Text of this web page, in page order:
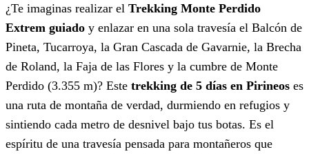
¿Te imaginas realizar el Trekking Monte Perdido
Extrem guiado y enlazar en una sola travesía el Balcón de
Pineta, Tucarroya, la Gran Cascada de Gavarnie, la Brecha
de Roland, la Faja de las Flores y la cumbre de Monte
Perdido (3.355 m)? Este trekking de 5 días en Pirineos es
una ruta de montaña de verdad, durmiendo en refugios y
sintiendo cada metro de desnivel bajo tus botas. Es el
espíritu de una travesía pensada para montañeros que